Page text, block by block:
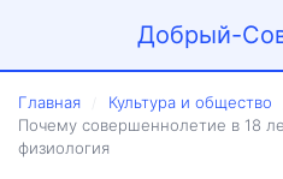
Добрый-
Главная Культура и общество
Почему совершеннолетие в 18
физиология